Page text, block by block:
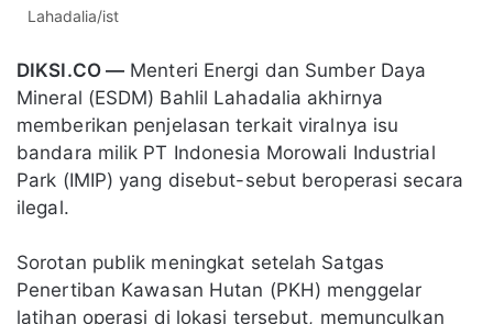
Lahadalia/ist
DIKSI.CO — Menteri Energi dan Sumber Daya
Mineral (ESDM) Bahlil Lahadalia akhirnya
memberikan penjelasan terkait viralnya isu
bandara milik PT Indonesia Morowali Industrial
Park (IMIP) yang disebut-sebut beroperasi secara
ilegal.
Sorotan publik meningkat setelah Satgas
Penertiban Kawasan Hutan (PKH) menggelar
latihan operasi di lokasi tersebut, memunculkan